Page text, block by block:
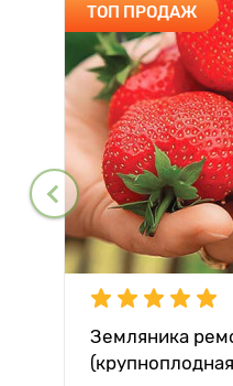
ТОП ПРОДАЖ
Земляника